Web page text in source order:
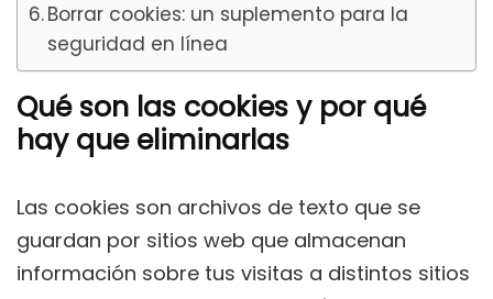
Borrar cookies: un suplemento para la
seguridad en línea
Qué son las cookies y por qué
hay que eliminarlas
Las cookies son archivos de texto que se
guardan por sitios web que almacenan
información sobre tus visitas a distintos sitios